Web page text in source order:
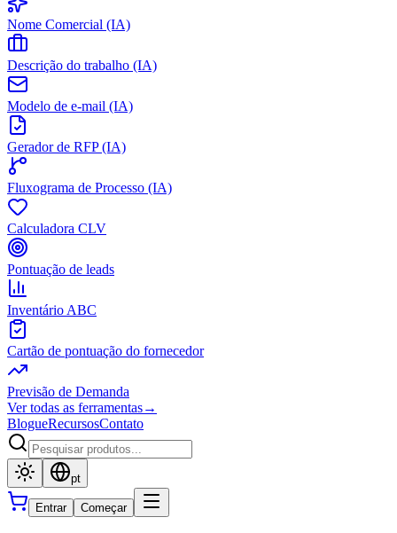
Nome Comercial (IA)
Descrição do trabalho (IA)
Modelo de e-mail (IA)
Gerador de RFP (IA)
Fluxograma de Processo (IA)
Calculadora CLV
Pontuação de leads
Inventário ABC
Cartão de pontuação do fornecedor
Previsão de Demanda
Ver todas as ferramentas→
BlogueRecursosContato
pt
Entrar Começar